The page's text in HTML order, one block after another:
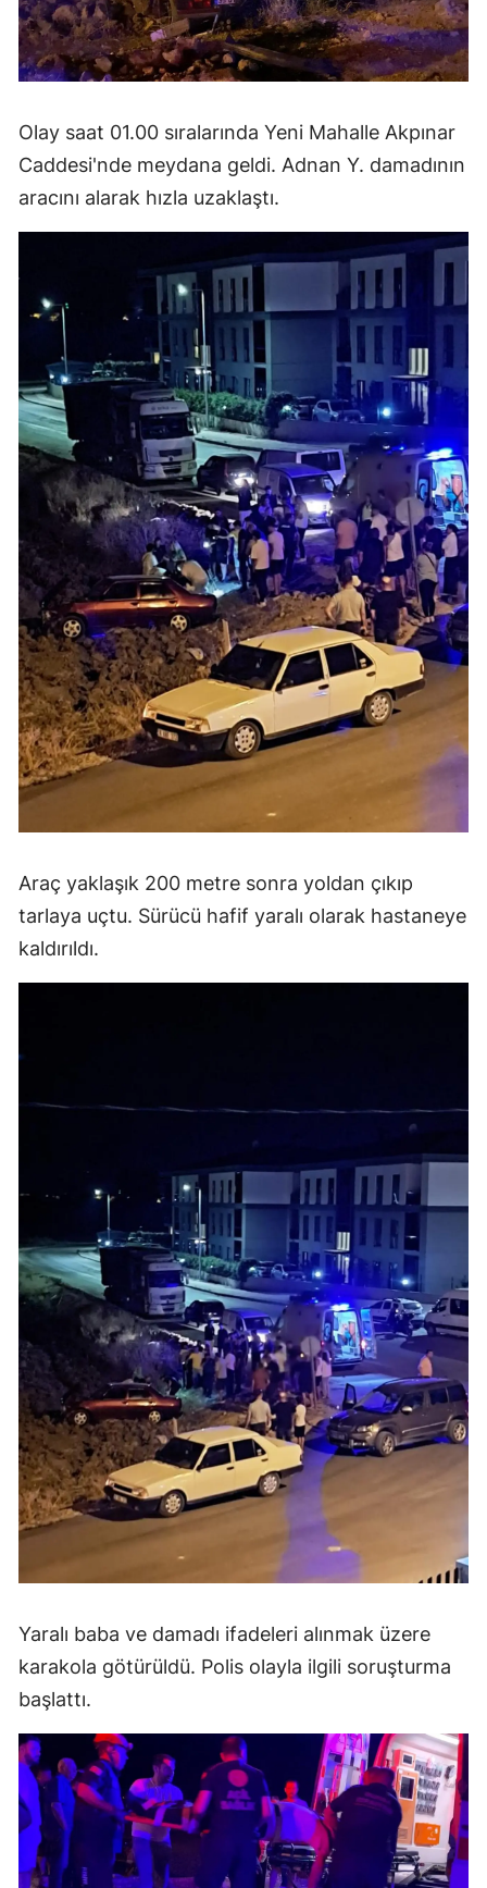
Olay saat 01.00 sıralarında Yeni Mahalle Akpınar
Caddesi'nde meydana geldi. Adnan Y. damadının
aracını alarak hızla uzaklaştı.
Araç yaklaşık 200 metre sonra yoldan çıkıp
tarlaya uçtu. Sürücü hafif yaralı olarak hastaneye
kaldırıldı.
Yaralı baba ve damadı ifadeleri alınmak üzere
karakola götürüldü. Polis olayla ilgili soruşturma
başlattı.